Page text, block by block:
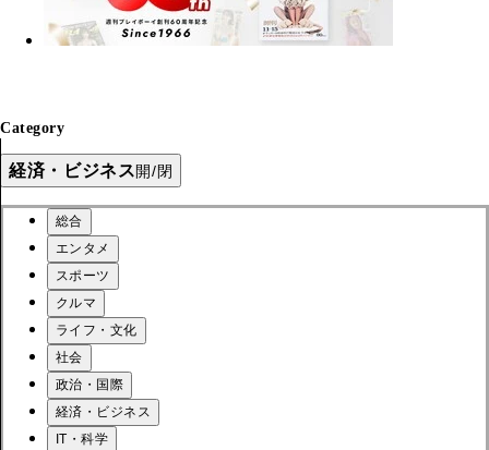
Category
経済・ビジネス開/閉
総合
エンタメ
スポーツ
クルマ
ライフ・文化
社会
政治・国際
経済・ビジネス
IT・科学